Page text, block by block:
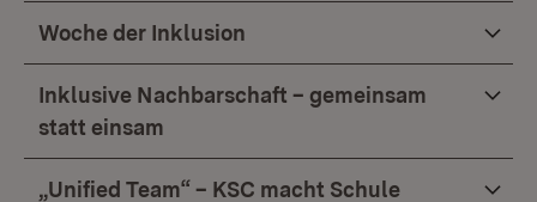
Woche der Inklusion
Inklusive Nachbarschaft – gemeinsam
statt einsam
„Unified Team“ – KSC macht Schule